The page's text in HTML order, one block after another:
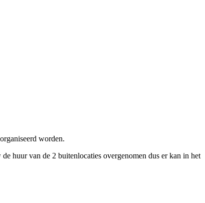
worden.
huur van de 2 buitenlocaties overgenomen dus er kan in het